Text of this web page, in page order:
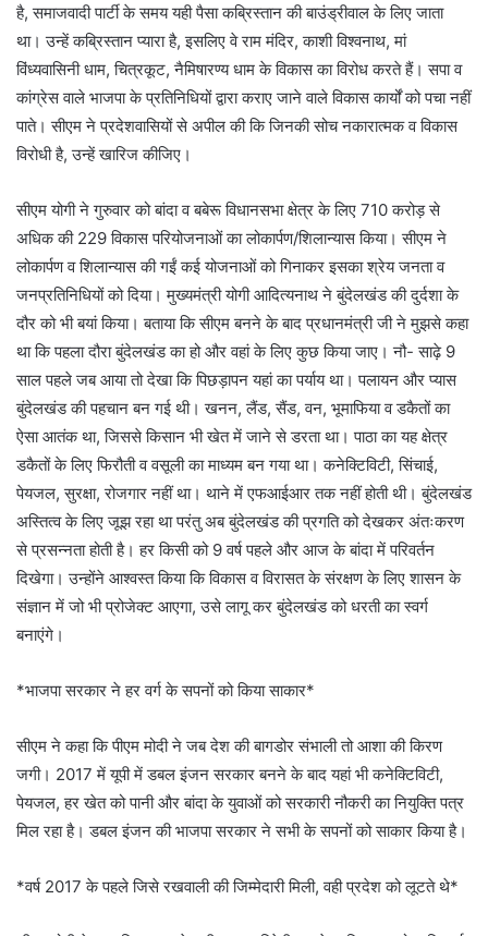
है, समाजवादी पार्टी के समय यही पैसा कब्रिस्तान की बाउंड्रीवाल के लिए जाता
था। उन्हें कब्रिस्तान प्यारा है, इसलिए वे राम मंदिर, काशी विश्वनाथ, मां
विंध्यवासिनी धाम, चित्रकूट, नैमिषारण्य धाम के विकास का विरोध करते हैं। सपा व
कांग्रेस वाले भाजपा के प्रतिनिधियों द्वारा कराए जाने वाले विकास कार्यों को पचा नहीं
पाते। सीएम ने प्रदेशवासियों से अपील की कि जिनकी सोच नकारात्मक व विकास
विरोधी है, उन्हें खारिज कीजिए।
सीएम योगी ने गुरुवार को बांदा व बबेरू विधानसभा क्षेत्र के लिए 710 करोड़ से
अधिक की 229 विकास परियोजनाओं का लोकार्पण/शिलान्यास किया। सीएम ने
लोकार्पण व शिलान्यास की गईं कई योजनाओं को गिनाकर इसका श्रेय जनता व
जनप्रतिनिधियों को दिया। मुख्यमंत्री योगी आदित्यनाथ ने बुंदेलखंड की दुर्दशा के
दौर को भी बयां किया। बताया कि सीएम बनने के बाद प्रधानमंत्री जी ने मुझसे कहा
था कि पहला दौरा बुंदेलखंड का हो और वहां के लिए कुछ किया जाए। नौ- साढ़े 9
साल पहले जब आया तो देखा कि पिछड़ापन यहां का पर्याय था। पलायन और प्यास
बुंदेलखंड की पहचान बन गई थी। खनन, लैंड, सैंड, वन, भूमाफिया व डकैतों का
ऐसा आतंक था, जिससे किसान भी खेत में जाने से डरता था। पाठा का यह क्षेत्र
डकैतों के लिए फिरौती व वसूली का माध्यम बन गया था। कनेक्टिविटी, सिंचाई,
पेयजल, सुरक्षा, रोजगार नहीं था। थाने में एफआईआर तक नहीं होती थी। बुंदेलखंड
अस्तित्व के लिए जूझ रहा था परंतु अब बुंदेलखंड की प्रगति को देखकर अंतःकरण
से प्रसन्नता होती है। हर किसी को 9 वर्ष पहले और आज के बांदा में परिवर्तन
दिखेगा। उन्होंने आश्वस्त किया कि विकास व विरासत के संरक्षण के लिए शासन के
संज्ञान में जो भी प्रोजेक्ट आएगा, उसे लागू कर बुंदेलखंड को धरती का स्वर्ग
बनाएंगे।
*भाजपा सरकार ने हर वर्ग के सपनों को किया साकार*
सीएम ने कहा कि पीएम मोदी ने जब देश की बागडोर संभाली तो आशा की किरण
जगी। 2017 में यूपी में डबल इंजन सरकार बनने के बाद यहां भी कनेक्टिविटी,
पेयजल, हर खेत को पानी और बांदा के युवाओं को सरकारी नौकरी का नियुक्ति पत्र
मिल रहा है। डबल इंजन की भाजपा सरकार ने सभी के सपनों को साकार किया है।
*वर्ष 2017 के पहले जिसे रखवाली की जिम्मेदारी मिली, वही प्रदेश को लूटते थे*